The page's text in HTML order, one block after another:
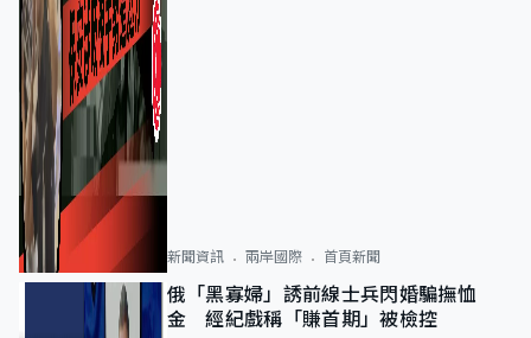
新聞資訊 兩岸國際 首頁新聞
俄「黑寡婦」誘前線士兵閃婚騙撫恤
金 經紀戲稱「賺首期」被檢控